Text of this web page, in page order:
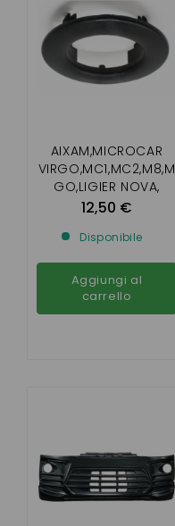
AIXAM,MICROCAR
VIRGO,MC1,MC2,M8,M
GO,LIGIER NOVA,
XTOO R/S/RS,IX0,
JS60,CHATENET26,28,
30,32, JDM , BELLIER
B8
12,50 €
Disponibile
Aggiungi al
carrello